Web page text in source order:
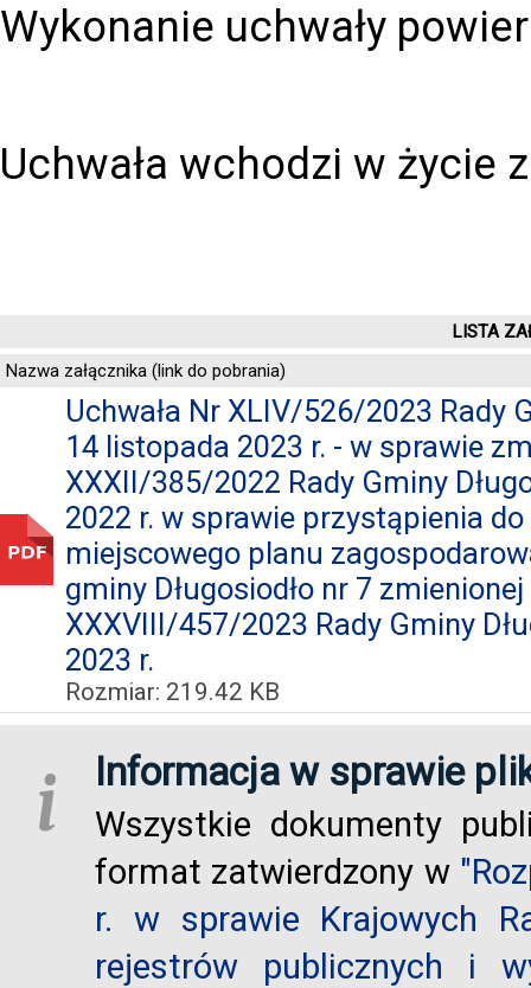
Wykonanie uchwały
Uchwała wchodzi w życie
LISTA
Nazwa załącznika (link do pobrania)
Uchwała Nr XLIV/526/2023 Rady
14 listopada 2023 r. - w sprawie
XXXII/385/2022 Rady Gminy
2022 r. w sprawie przystąpienia
miejscowego planu
gminy Długosiodło nr 7
XXXVIII/457/2023 Rady Gminy
2023 r.
Rozmiar: 219.42 KB
i Informacja w sprawie
Wszystkie dokumenty
format zatwierdzony w
r. w sprawie Krajowych
rejestrów publicznych i